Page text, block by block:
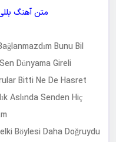
متن آهنگ
Bunu Bil
Dünyama Gireli
Bitti Ne De Hasret
Aslında Senden Hiç
Böylesi Daha Doğruydu